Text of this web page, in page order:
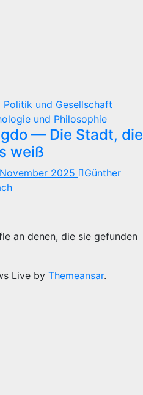
Politik und Gesellschaft
und Philosophie
— Die Stadt, die
weiß
2025
Günther
an denen, die sie gefunden
Live by Themeansar.